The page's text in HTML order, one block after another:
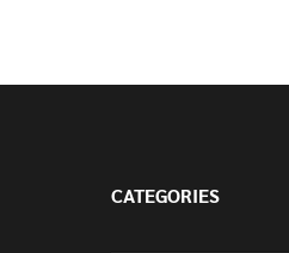
CATEGORIES